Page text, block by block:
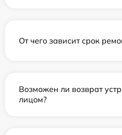
От чего зависит срок
Возможен ли возврат
лицом?